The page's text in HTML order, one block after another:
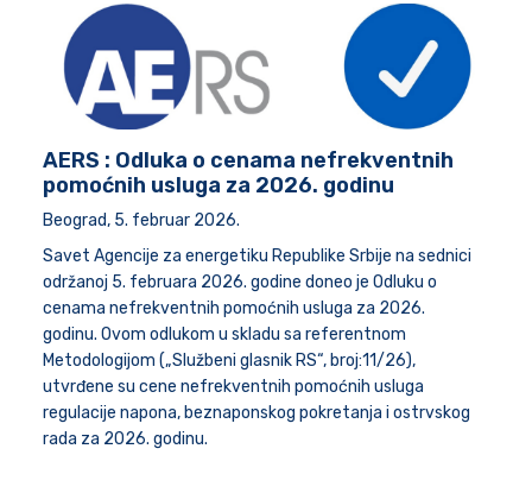
AERS : Odluka o cenama nefrekventnih
pomoćnih usluga za 2026. godinu
Beograd, 5. februar 2026.
Savet Agencije za energetiku Republike Srbije na sednici
održanoj 5. februara 2026. godine doneo je Odluku o
cenama nefrekventnih pomoćnih usluga za 2026.
godinu. Ovom odlukom u skladu sa referentnom
Metodologijom („Službeni glasnik RS“, broj:11/26),
utvrđene su cene nefrekventnih pomoćnih usluga
regulacije napona, beznaponskog pokretanja i ostrvskog
rada za 2026. godinu.